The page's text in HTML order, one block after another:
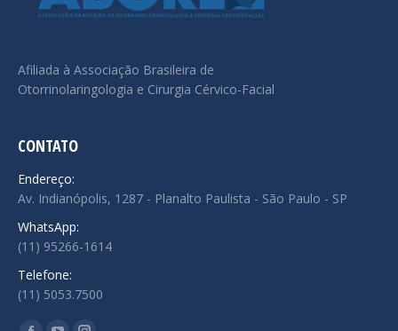
Afiliada à Associação Brasileira de
Otorrinolaringologia e Cirurgia Cérvico-Facial
CONTATO
Endereço:
Av. Indianópolis, 1287 - Planalto Paulista - São Paulo - SP
WhatsApp:
(11) 95266-1614
Telefone:
(11) 5053.7500
Encontre-nos em: